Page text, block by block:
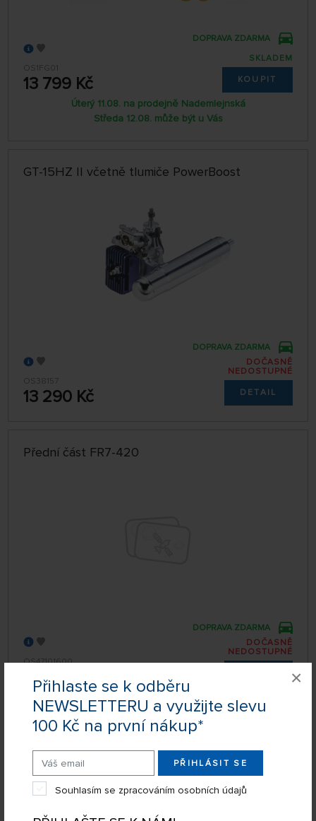
Přihlaste se k odběru
NEWSLETTERU a využijte slevu
100 Kč na první nákup*
PŘIHLÁSIT SE
Souhlasím se zpracováním osobních údajů
×
OS1FG01
13 799 Kč
DOPRAVA ZDARMA
SKLADEM
KOUPIT
Úterý 11.08. na prodejně Nademlejnská
Středa 12.08. může být u Vás
GT-15HZ II včetně tlumiče PowerBoost
OS38157
13 290 Kč
DOPRAVA ZDARMA
DOČASNĚ
NEDOSTUPNÉ
DETAIL
Přední část FR7-420
OS47101600
12 990 Kč
DOPRAVA ZDARMA
DOČASNĚ
NEDOSTUPNÉ
OS SPEED R21 EURO II Combo s výfukem
EFRA-2098